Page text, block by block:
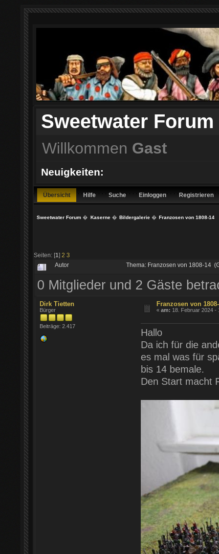
Sweetwater Forum
Willkommen Gast
Neuigkeiten:
Übersicht Hilfe Suche Einloggen Registrieren
Sweetwater Forum � Kaserne� Bildergalerie� Franzosen von 1808-14
Seiten: [1] 2 3
Autor Thema: Franzosen von 1808-14
0 Mitglieder und 2 Gäste
Dirk Tietten
Bürger
Beiträge: 2.417
Franzosen von
«am: 18. Februar 2024 -
Hallo
Da ich für die
es mal was für
bis 14 bemale.
Den Start macht